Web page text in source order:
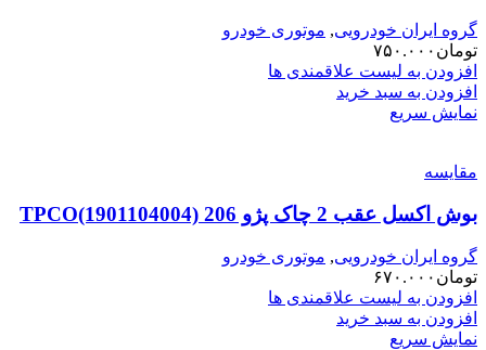
گروه ایران خودرویی, موتوری خودرو
تومان ۷۵۰.۰۰۰
افزودن به لیست علاقمندی ها
افزودن به سبد خرید
نمایش سریع
مقایسه
بوش اکسل عقب 2 چاک پژو 206 TPCO(1901104004)
گروه ایران خودرویی, موتوری خودرو
تومان ۶۷۰.۰۰۰
افزودن به لیست علاقمندی ها
افزودن به سبد خرید
نمایش سریع